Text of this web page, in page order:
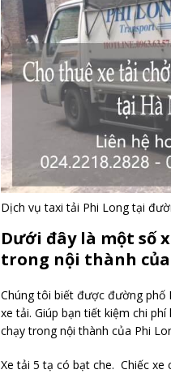
Dịch vụ taxi tải Phi Long tại
Dưới đây là một số
trong nội thành
Chúng tôi biết được đường phố
xe tải. Giúp bạn tiết kiệm chi
chạy trong nội thành của Phi
Xe tải 5 tạ có bạt che. Chiếc xe